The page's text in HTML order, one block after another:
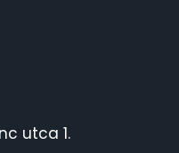
utca 1.